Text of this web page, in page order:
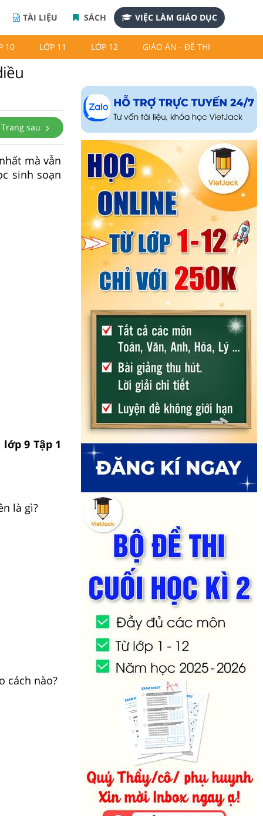
TÀI LIỆU SÁCH VIỆC LÀM GIÁO DỤC
10 LỚP 11 LỚP 12 GIÁO ÁN - ĐỀ THI
Trang sau
mà vẫn
sinh soạn
9 Tập 1
là gì?
cách nào?